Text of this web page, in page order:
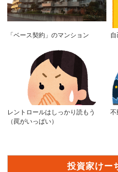
「ベース契約」のマンション 自
レントロールはしっかり読もう
（罠がいっぱい）
不
投資家けー